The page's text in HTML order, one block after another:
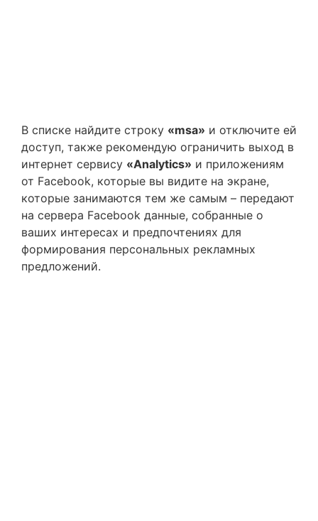
В списке найдите строку «msa» и отключите ей
доступ, также рекомендую ограничить выход в
интернет сервису «Analytics» и приложениям
от Facebook, которые вы видите на экране,
которые занимаются тем же самым – передают
на сервера Facebook данные, собранные о
ваших интересах и предпочтениях для
формирования персональных рекламных
предложений.